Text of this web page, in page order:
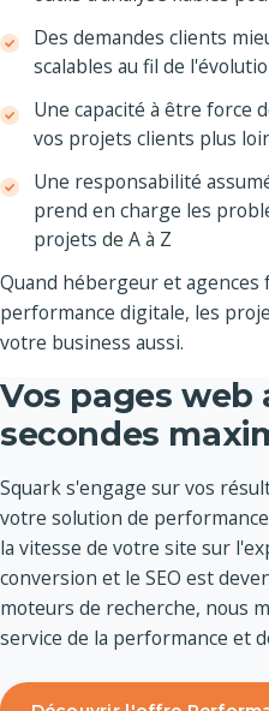
Des demandes clients
scalables au fil de
Une capacité à être force
vos projets clients plus
Une responsabilité
prend en charge les
projets de A à Z
Quand hébergeur et agences
performance digitale, les
votre business aussi.
Vos pages web
secondes
Squark s'engage sur vos
votre solution de
la vitesse de votre site sur
conversion et le SEO est
moteurs de recherche, nous
service de la performance et